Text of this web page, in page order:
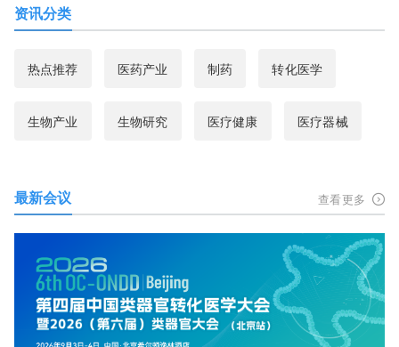
资讯分类
热点推荐 医药产业 制药 转化医学
生物产业 生物研究 医疗健康 医疗器械
最新会议 查看更多